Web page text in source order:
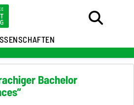
Bachelor